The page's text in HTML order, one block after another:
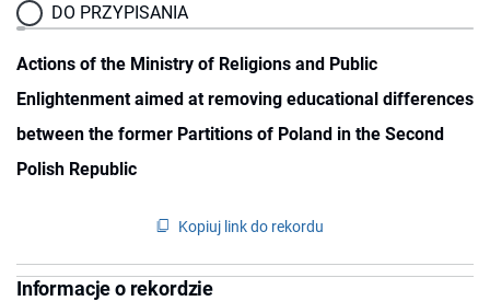
DO PRZYPISANIA
Actions of the Ministry of Religions and Public
Enlightenment aimed at removing educational differences
between the former Partitions of Poland in the Second
Polish Republic
Kopiuj link do rekordu
Informacje o rekordzie